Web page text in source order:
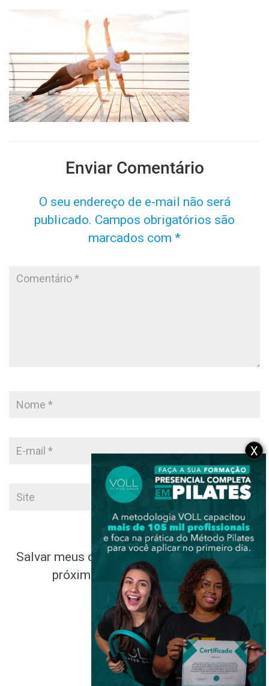
Enviar Comentário
O seu endereço de e-mail não será
publicado. Campos obrigatórios são
marcados com *
Salvar meus dados neste navegador para a
próxima vez que eu comentar.
X